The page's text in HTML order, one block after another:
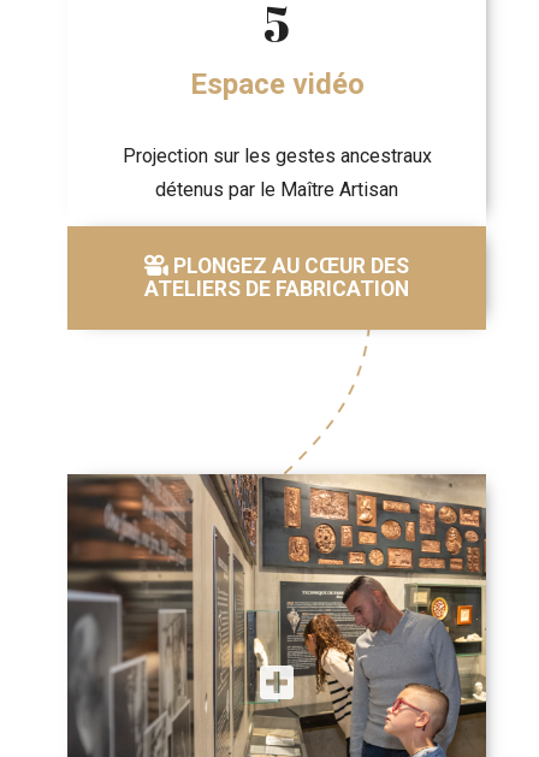
5
Espace vidéo
Projection sur les gestes ancestraux
détenus par le Maître Artisan
PLONGEZ AU CŒUR DES
ATELIERS DE FABRICATION